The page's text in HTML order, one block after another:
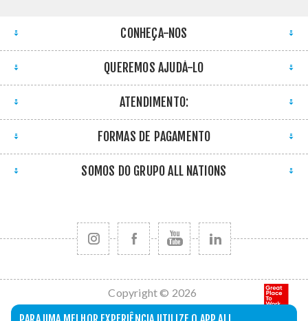
CONHEÇA-NOS
QUEREMOS AJUDÁ-LO
ATENDIMENTO:
FORMAS DE PAGAMENTO
SOMOS DO GRUPO ALL NATIONS
Copyright © 2026
All Nations. Todos